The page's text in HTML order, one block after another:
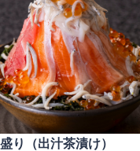
り（出汁茶漬け）